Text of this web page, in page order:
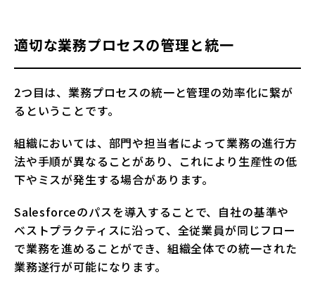
適切な業務プロセスの管理と統一
2つ目は、業務プロセスの統一と管理の効率化に繋が
るということです。
組織においては、部門や担当者によって業務の進行方
法や手順が異なることがあり、これにより生産性の低
下やミスが発生する場合があります。
Salesforceのパスを導入することで、自社の基準や
ベストプラクティスに沿って、全従業員が同じフロー
で業務を進めることができ、組織全体での統一された
業務遂行が可能になります。